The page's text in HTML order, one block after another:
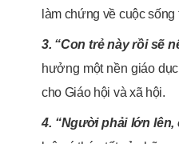
làm chứng về cuộc
3. “Con trẻ này rồi sẽ
hưởng một nền giáo
cho Giáo hội và xã hội.
4. “Người phải lớn lên,